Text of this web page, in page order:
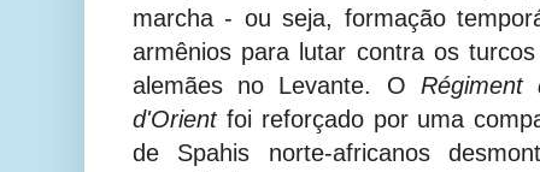
marcha - ou seja, formação
armênios para lutar contra os
alemães no Levante. O
d'Orientfoi reforçado por uma
de Spahis norte-africanos